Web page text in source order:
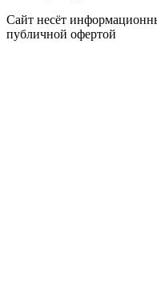
Сайт несёт
публичной офертой